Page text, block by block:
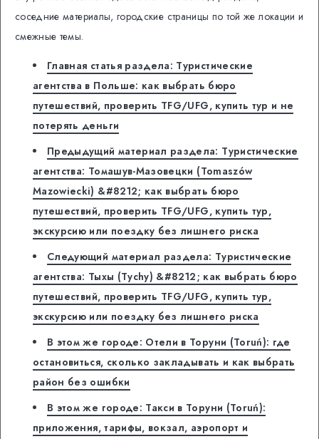
соседние материалы, городские страницы по той же локации и
смежные темы.
Главная статья раздела: Туристические
агентства в Польше: как выбрать бюро
путешествий, проверить TFG/UFG, купить тур и не
потерять деньги
Предыдущий материал раздела: Туристические
агентства: Томашув-Мазовецки (Tomaszów
Mazowiecki) &#8212; как выбрать бюро
путешествий, проверить TFG/UFG, купить тур,
экскурсию или поездку без лишнего риска
Следующий материал раздела: Туристические
агентства: Тыхы (Tychy) &#8212; как выбрать бюро
путешествий, проверить TFG/UFG, купить тур,
экскурсию или поездку без лишнего риска
В этом же городе: Отели в Торуни (Toruń): где
остановиться, сколько закладывать и как выбрать
район без ошибки
В этом же городе: Такси в Торуни (Toruń):
приложения, тарифы, вокзал, аэропорт и